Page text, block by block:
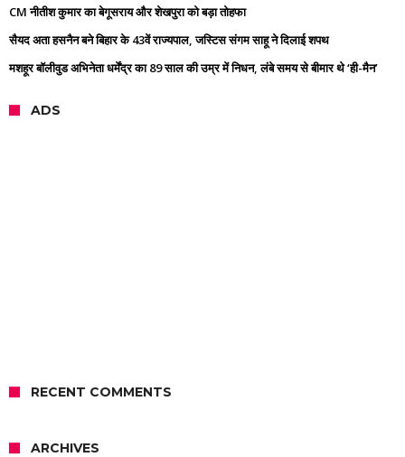
CM नीतीश कुमार का बेगूसराय और शेखपुरा को बड़ा तोहफा
सैयद अता हसनैन बने बिहार के 43वें राज्यपाल, जस्टिस संगम साहू ने दिलाई शपथ
मशहूर बॉलीवुड अभिनेता धर्मेंद्र का 89 साल की उम्र में निधन, लंबे समय से बीमार थे ‘ही-मैन’
ADS
RECENT COMMENTS
ARCHIVES